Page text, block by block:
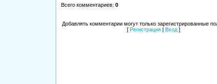
Всего комментариев: 0
Добавлять комментарии могут только зарегистрированные
[ Регистрация Вход ]